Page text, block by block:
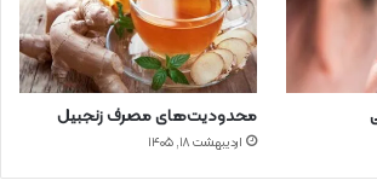
محدودیت‌های مصرف زنجبیل
اردیبهشت ۱۸, ۱۴۰۵